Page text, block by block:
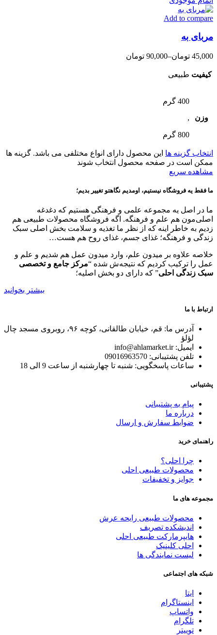
Add to compare
مربای به
45,000 تومان–
90,000 تومان
کیفیت طبیعی
وزن
400 گرم
,
800 گرم
انتخاب گزینه ها این محصول دارای انواع مختلفی می باشد. گزینه ها
ممکن است در صفحه محصول انتخاب شوند
مشاهده سریع
ما فقط یه فروشگاه نیستیم، اومدیم نگاهتو تغییر بدیم؛
ما در اصل یه مجموعه علمی و فرهنگی هستیم که دغدغه
اصلی‌مون هم علم و فرهنگه. اگه فروشگاه محصولات طبیعی هم
زدیم به خاطر اینه که از نظر ما تغذیه و سلامت بخش اصلی سبک
زندگی و فرهنگه؛ غذای جسم، غذای روح هم هست…
خلاصه علاوه بر میدون علم، وارد میدون عمل هم شدیم و علم و
عمل را ترکیب کردیم که نتیجه‌ش شده “مرکز جامع و تخصصی
سبک زندگی احلی” که دارای دو بخش اصلیه؛
بیشتر بخوانید
ارتباط با ما
آدرس ما: قم، خیابان طالقانی، کوچه ۹۶، روبروی مسجد چال
لؤلؤ
ایمیل: info@ahlamarket.ir
تلفن پشتیبانی: 09016963570
ساعات پاسخگویی: شنبه تا چهارشنبه از ساعت 9 الی 18
پشتیبانی
پیام به پشتیبانی
درباره ما
ضوابط سفارش و ارسال
راهنمای خرید
چرا احلی؟
محصولات طبیعی احلی
جوایز و تخفیفات
مجموعه های ما
محصولات طبیعی رایحه عرش
اندیشکده تصریف
هایپرمارکت طبیعی احلی
احلی کلینیک
لیست نمایندگی ها
شبکه های اجتماعی
ایتا
اینستاگرام
واتساپ
تلگرام
توییتر